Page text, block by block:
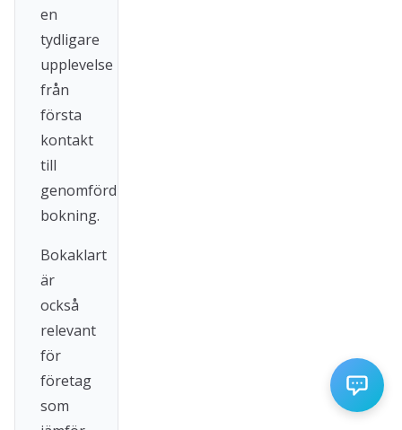
en
tydligare
upplevelse
från
första
kontakt
till
genomförd
bokning.
Bokaklart
är
också
relevant
för
företag
som